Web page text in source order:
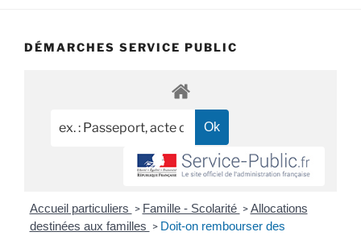
DÉMARCHES SERVICE PUBLIC
Accueil particuliers > Famille - Scolarité > Allocations
destinées aux familles > Doit-on rembourser des